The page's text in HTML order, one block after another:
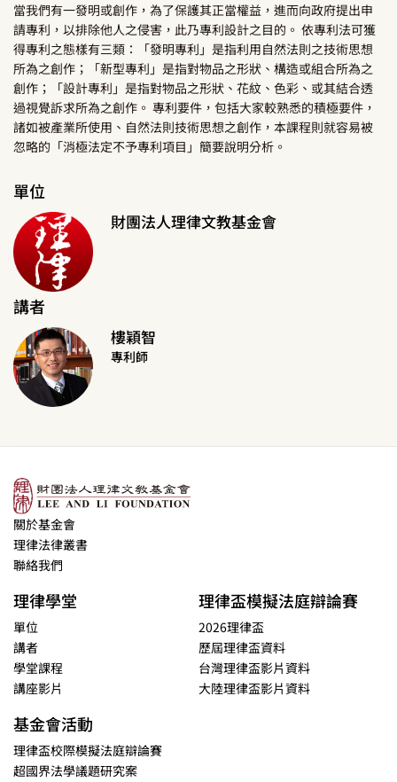
當我們有一發明或創作，為了保護其正當權益，進而向政府提出申
請專利，以排除他人之侵害，此乃專利設計之目的。 依專利法可獲
得專利之態樣有三類：「發明專利」是指利用自然法則之技術思想
所為之創作；「新型專利」是指對物品之形狀、構造或組合所為之
創作；「設計專利」是指對物品之形狀、花紋、色彩、或其結合透
過視覺訴求所為之創作。 專利要件，包括大家較熟悉的積極要件，
諸如被產業所使用、自然法則技術思想之創作，本課程則就容易被
忽略的「消極法定不予專利項目」簡要說明分析。
單位
財團法人理律文教基金會
講者
樓穎智
專利師
關於基金會
理律法律叢書
聯絡我們
理律學堂
單位
講者
學堂課程
講座影片
理律盃模擬法庭辯論賽
2026理律盃
歷屆理律盃資料
台灣理律盃影片資料
大陸理律盃影片資料
基金會活動
理律盃校際模擬法庭辯論賽
超國界法學議題研究案